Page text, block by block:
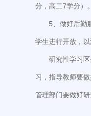
分，高二7学分）
5、做好后勤
学生进行开放，
研究性学习
习，指导教师要
管理部门要做好